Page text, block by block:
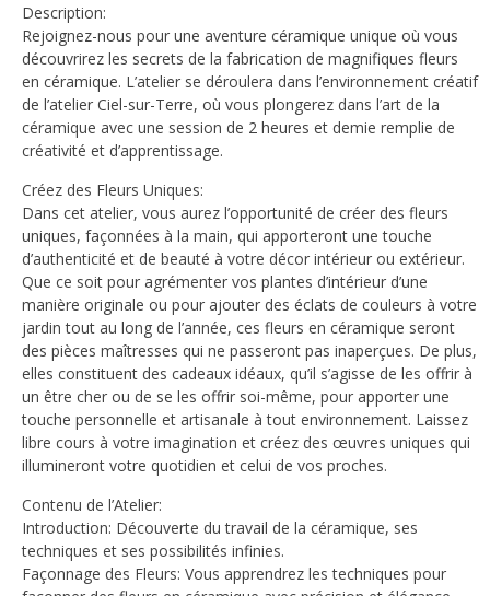
Description:
Rejoignez-nous pour une aventure céramique unique où vous
découvrirez les secrets de la fabrication de magnifiques fleurs
en céramique. L’atelier se déroulera dans l’environnement créatif
de l’atelier Ciel-sur-Terre, où vous plongerez dans l’art de la
céramique avec une session de 2 heures et demie remplie de
créativité et d’apprentissage.
Créez des Fleurs Uniques:
Dans cet atelier, vous aurez l’opportunité de créer des fleurs
uniques, façonnées à la main, qui apporteront une touche
d’authenticité et de beauté à votre décor intérieur ou extérieur.
Que ce soit pour agrémenter vos plantes d’intérieur d’une
manière originale ou pour ajouter des éclats de couleurs à votre
jardin tout au long de l’année, ces fleurs en céramique seront
des pièces maîtresses qui ne passeront pas inaperçues. De plus,
elles constituent des cadeaux idéaux, qu’il s’agisse de les offrir à
un être cher ou de se les offrir soi-même, pour apporter une
touche personnelle et artisanale à tout environnement. Laissez
libre cours à votre imagination et créez des œuvres uniques qui
illumineront votre quotidien et celui de vos proches.
Contenu de l’Atelier:
Introduction: Découverte du travail de la céramique, ses
techniques et ses possibilités infinies.
Façonnage des Fleurs: Vous apprendrez les techniques pour